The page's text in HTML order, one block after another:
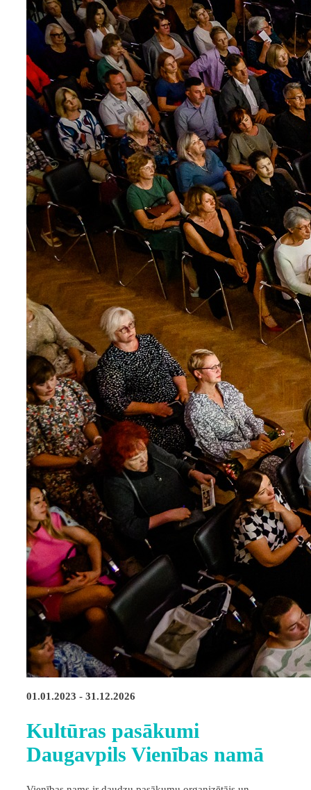
01.01.2023 - 31.12.2026
Kultūras pasākumi
Daugavpils Vienības namā